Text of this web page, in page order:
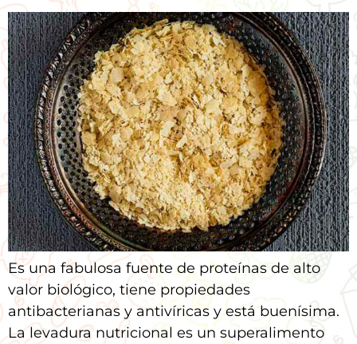
Es una fabulosa fuente de proteínas de alto
valor biológico, tiene propiedades
antibacterianas y antivíricas y está buenísima.
La levadura nutricional es un superalimento